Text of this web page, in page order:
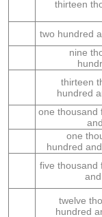
thirteen
two hundred
nine
thirteen
hundred
one thousand
one
hundred
five thousand
twelve
hundred